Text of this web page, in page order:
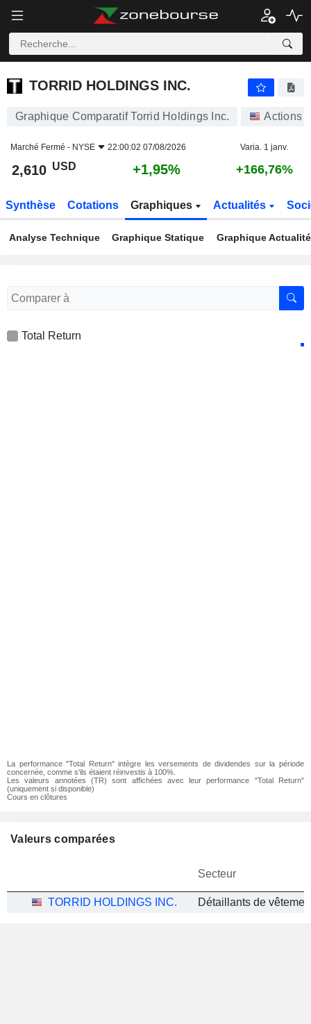
TORRID HOLDINGS INC.
TORRID HOLDINGS INC.
Graphique Comparatif Torrid Holdings Inc. Actions
Marché Fermé - NYSE 22:00:02 07/08/2026 Varia. 1 janv.
2,610 USD +1,95% +166,76%
Synthèse Cotations Graphiques Actualités
Analyse Technique Graphique Statique Graphique
Total Return
La performance "Total Return" intègre les versements de dividendes sur la période
concernée, comme s'ils étaient réinvestis à 100%.
Les valeurs annotées (TR) sont affichées avec leur performance "Total Return"
(uniquement si disponible)
Cours en clôtures
Valeurs comparées
Secteur
TORRID HOLDINGS INC.